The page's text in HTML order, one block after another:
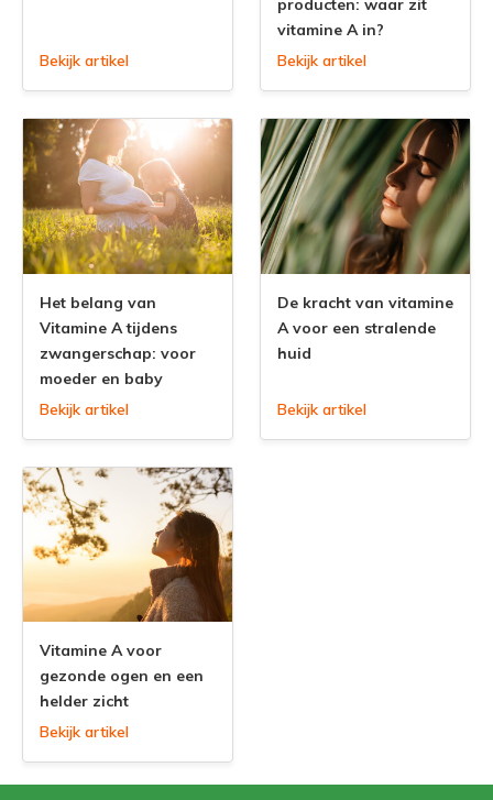
Bekijk artikel
producten: waar zit
vitamine A in?
Bekijk artikel
Het belang van
Vitamine A tijdens
zwangerschap: voor
moeder en baby
Bekijk artikel
De kracht van vitamine
A voor een stralende
huid
Bekijk artikel
Vitamine A voor
gezonde ogen en een
helder zicht
Bekijk artikel